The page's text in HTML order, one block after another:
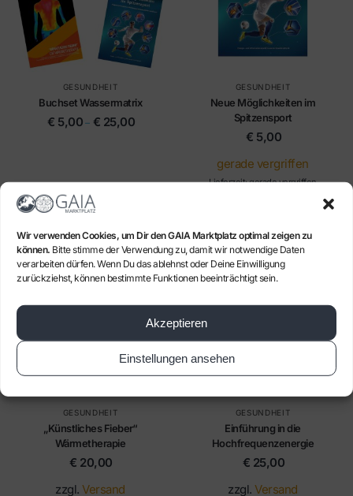
Wir verwenden Cookies, um Dir den GAIA Marktplatz optimal zeigen zu
können. Bitte stimme der Verwendung zu, damit wir notwendige Daten
verarbeiten dürfen. Wenn Du das ablehnst oder Deine Einwilligung
zurückziehst, können bestimmte Funktionen beeinträchtigt sein.
Akzeptieren
Einstellungen ansehen
GESUNDHEIT
Buchset Wassermatrix
€ 5,00 – € 25,00
Variante auswählen
GESUNDHEIT
Neue Möglichkeiten im
Spitzensport
€ 5,00
gerade vergriffen
Lieferzeit: gerade vergriffen
GESUNDHEIT
„Künstliches Fieber“
Wärmetherapie
€ 20,00
zzgl.Versand
GESUNDHEIT
Einführung in die
Hochfrequenzenergie
€ 25,00
zzgl.Versand